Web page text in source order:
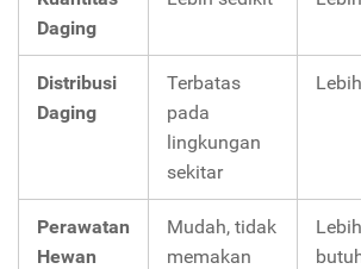
Daging
Distribusi
Daging
Terbatas
pada
lingkungan
sekitar
Perawatan
Hewan
Mudah, tidak
memakan